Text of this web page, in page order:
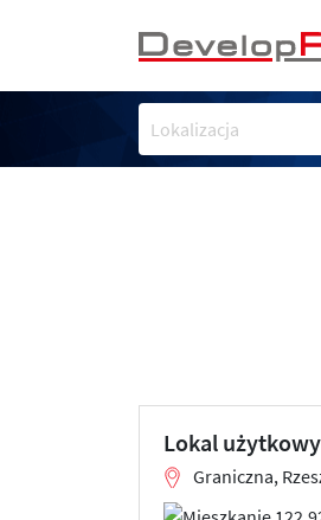
Lokalizacja
Lokal użytkowy
Graniczna,